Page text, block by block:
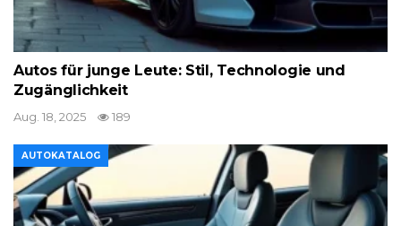
Autos für junge Leute: Stil, Technologie und
Zugänglichkeit
Aug. 18, 2025 189
AUTOKATALOG